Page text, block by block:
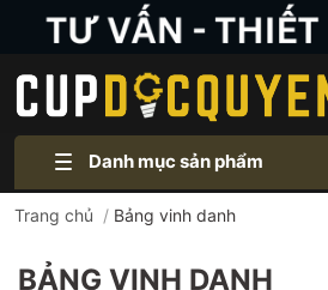
Danh mục sản phẩm
Trang chủ / Bảng vinh danh
BẢNG VINH DANH